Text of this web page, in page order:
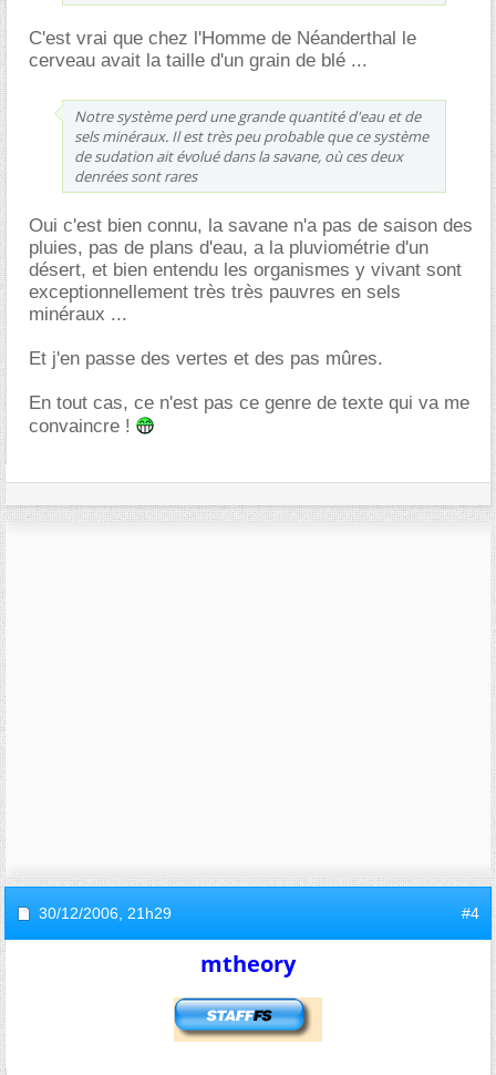
C'est vrai que chez l'Homme de Néanderthal le
cerveau avait la taille d'un grain de blé ...
Notre système perd une grande quantité d'eau et de
sels minéraux. Il est très peu probable que ce système
de sudation ait évolué dans la savane, où ces deux
denrées sont rares
Oui c'est bien connu, la savane n'a pas de saison des
pluies, pas de plans d'eau, a la pluviométrie d'un
désert, et bien entendu les organismes y vivant sont
exceptionnellement très très pauvres en sels
minéraux ...
Et j'en passe des vertes et des pas mûres.
En tout cas, ce n'est pas ce genre de texte qui va me
convaincre !
30/12/2006, 21h29 #4
mtheory